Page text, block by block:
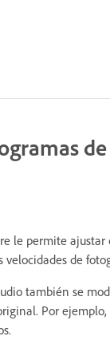
le permite
de
también se
Por ejemplo,